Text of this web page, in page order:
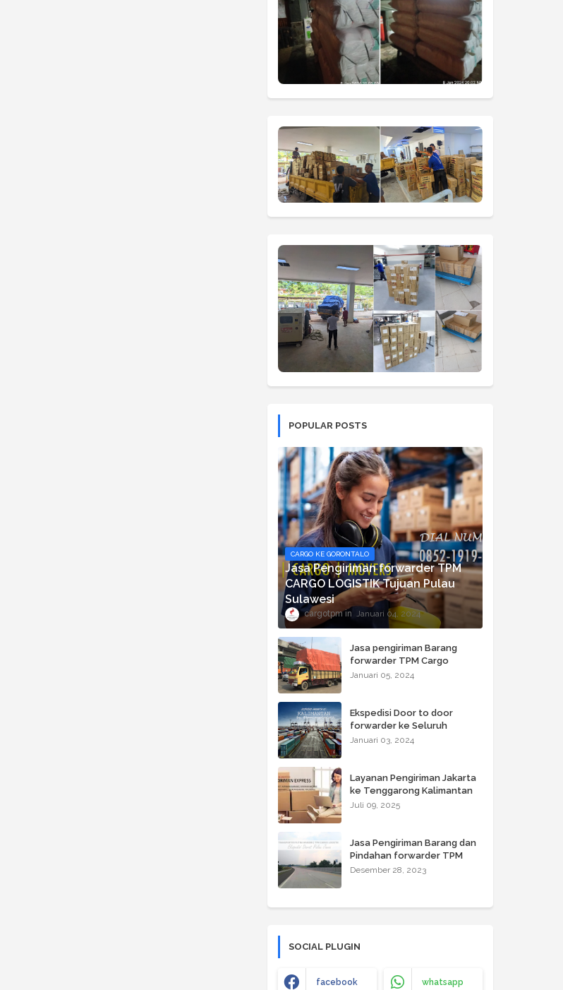
POPULAR POSTS
CARGO KE GORONTALO
Jasa Pengiriman forwarder TPM
CARGO LOGISTIK Tujuan Pulau
Sulawesi
cargotpm Januari 04, 2024
Jasa pengiriman Barang
forwarder TPM Cargo
Logistik ke Bali, NTB dan
Januari 05, 2024
Ekspedisi Door to door
forwarder ke Seluruh
Wilayah Kalimantan oleh
Januari 03, 2024
Layanan Pengiriman Jakarta
ke Tenggarong Kalimantan
Juli 09, 2025
Jasa Pengiriman Barang dan
Pindahan forwarder TPM
CARGO LOGISTIK ke Kota-
Desember 28, 2023
SOCIAL PLUGIN
facebook whatsapp